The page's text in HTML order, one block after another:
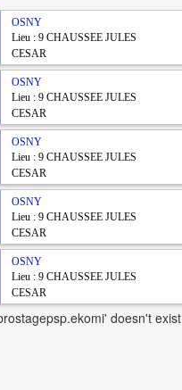
OSNY
Lieu : 9 CHAUSSEE JULES
CESAR
OSNY
Lieu : 9 CHAUSSEE JULES
CESAR
OSNY
Lieu : 9 CHAUSSEE JULES
CESAR
OSNY
Lieu : 9 CHAUSSEE JULES
CESAR
OSNY
Lieu : 9 CHAUSSEE JULES
CESAR
doesn't exist